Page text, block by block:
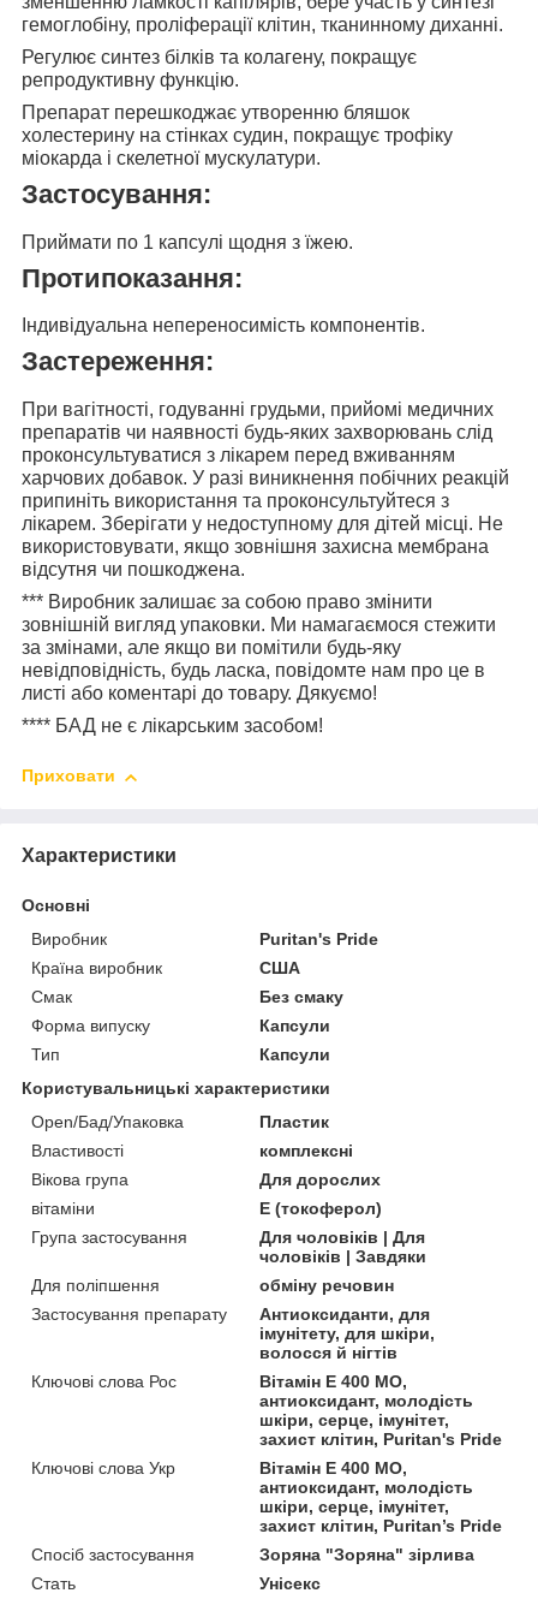
гемоглобіну, проліферації клітин, тканинному диханні.
Регулює синтез білків та колагену, покращує
репродуктивну функцію.
Препарат перешкоджає утворенню бляшок
холестерину на стінках судин, покращує трофіку
міокарда і скелетної мускулатури.
Застосування:
Приймати по 1 капсулі щодня з їжею.
Протипоказання:
Індивідуальна непереносимість компонентів.
Застереження:
При вагітності, годуванні грудьми, прийомі медичних
препаратів чи наявності будь-яких захворювань слід
проконсультуватися з лікарем перед вживанням
харчових добавок. У разі виникнення побічних реакцій
припиніть використання та проконсультуйтеся з
лікарем. Зберігати у недоступному для дітей місці. Не
використовувати, якщо зовнішня захисна мембрана
відсутня чи пошкоджена.
*** Виробник залишає за собою право змінити
зовнішній вигляд упаковки. Ми намагаємося стежити
за змінами, але якщо ви помітили будь-яку
невідповідність, будь ласка, повідомте нам про це в
листі або коментарі до товару. Дякуємо!
**** БАД не є лікарським засобом!
Приховати
Характеристики
Основні
Виробник
Puritan's Pride
Країна виробник
США
Смак
Без смаку
Форма випуску
Капсули
Тип
Капсули
Користувальницькі характеристики
Open/Бад/Упаковка
Пластик
Властивості
комплексні
Вікова група
Для дорослих
вітаміни
Е (токоферол)
Група застосування
Для чоловіків | Для
чоловіків | Завдяки
Для поліпшення
обміну речовин
Застосування препарату
Антиоксиданти, для
імунітету, для шкіри,
волосся й нігтів
Ключові слова Рос
Вітамін Е 400 МО,
антиоксидант, молодість
шкіри, серце, імунітет,
захист клітин, Puritan's Pride
Ключові слова Укр
Вітамін Е 400 МО,
антиоксидант, молодість
шкіри, серце, імунітет,
захист клітин, Puritan’s Pride
Спосіб застосування
Зоряна "Зоряна" зірлива
Стать
Унісекс